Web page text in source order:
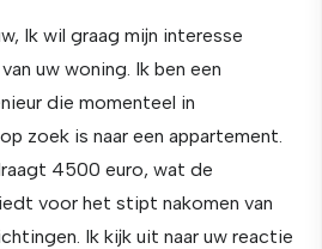
Ik wil graag mijn interesse
uw woning. Ik ben een
die momenteel in
zoek is naar een appartement.
4500 euro, wat de
voor het stipt nakomen van
Ik kijk uit naar uw reactie